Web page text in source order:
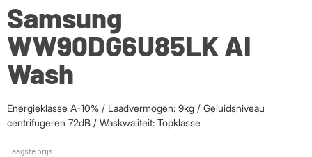
Samsung
WW90DG6U85LK AI
Wash
Energieklasse A-10% / Laadvermogen: 9kg / Geluidsniveau
centrifugeren 72dB / Waskwaliteit: Topklasse
Laagste prijs